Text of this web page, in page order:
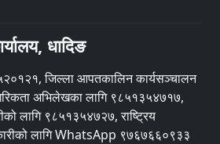
धादिङ
जिल्ला आपतकालिन कार्यसञ्चालन
अभिलेखका लागि ९८५१३५४७१७,
लागि ९८५१३५४७२७, राष्ट्रिय
लागि WhatsApp ९७६७६६०९३३